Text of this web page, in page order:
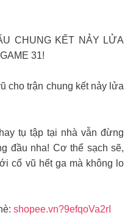
CHUNG KẾT NẢY LỬA
31!
cho trận chung kết nảy lửa
tụ tập tại nhà vẫn đừng
đầu nha! Cơ thể sạch sẽ,
cổ vũ hết ga mà không lo
shopee.vn?9efqoVa2rI